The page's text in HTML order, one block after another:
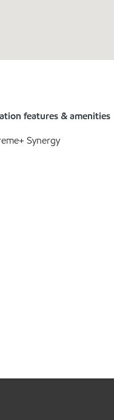
features & amenities
Synergy